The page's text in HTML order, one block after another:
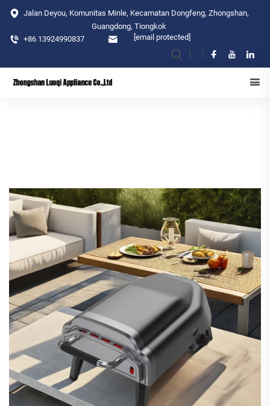
Jalan Deyou, Komunitas Minle, Kecamatan Dongfeng, Zhongshan,
Guangdong, Tiongkok
+86 13924990837
[email protected]